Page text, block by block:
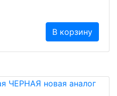
В корзину